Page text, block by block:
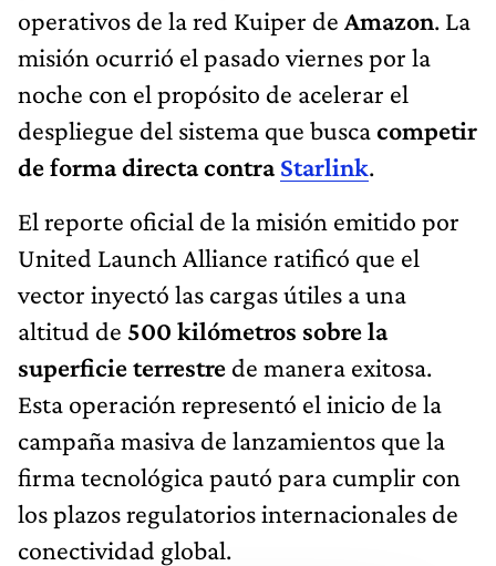
operativos de la red Kuiper de Amazon. La
misión ocurrió el pasado viernes por la
noche con el propósito de acelerar el
despliegue del sistema que buscacompetir
de forma directa contra Starlink.
El reporte oficial de la misión emitido por
United Launch Alliance ratificó que el
vector inyectó las cargas útiles a una
altitud de 500 kilómetros sobre la
superficie terrestre de manera exitosa.
Esta operación representó el inicio de la
campaña masiva de lanzamientos que la
firma tecnológica pautó para cumplir con
los plazos regulatorios internacionales de
conectividad global.